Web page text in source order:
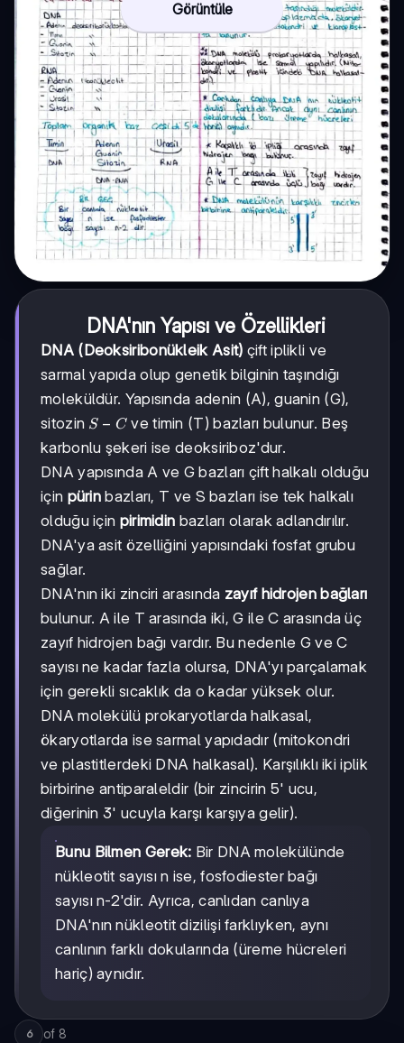
Görüntüle
DNA'nın Yapısı ve Özellikleri
DNA (Deoksiribonükleik Asit) çift iplikli ve
sarmal yapıda olup genetik bilginin taşındığı
moleküldür. Yapısında adenin (A), guanin (G),
sitozin S-
C
S − C ve timin (T) bazları bulunur. Beş
karbonlu şekeri ise deoksiriboz'dur.
DNA yapısında A ve G bazları çift halkalı olduğu
için pürin bazları, T ve S bazları ise tek halkalı
olduğu için pirimidin bazları olarak adlandırılır.
DNA'ya asit özelliğini yapısındaki fosfat grubu
sağlar.
DNA'nın iki zinciri arasında zayıf hidrojen bağları
bulunur. A ile T arasında iki, G ile C arasında üç
zayıf hidrojen bağı vardır. Bu nedenle G ve C
sayısı ne kadar fazla olursa, DNA'yı parçalamak
için gerekli sıcaklık da o kadar yüksek olur.
DNA molekülü prokaryotlarda halkasal,
ökaryotlarda ise sarmal yapıdadır (mitokondri
ve plastitlerdeki DNA halkasal). Karşılıklı iki iplik
birbirine antiparaleldir (bir zincirin 5' ucu,
diğerinin 3' ucuyla karşı karşıya gelir).
Bunu Bilmen Gerek: Bir DNA molekülünde
nükleotit sayısı n ise, fosfodiester bağı
sayısı n-2'dir. Ayrıca, canlıdan canlıya
DNA'nın nükleotit dizilişi farklıyken, aynı
canlının farklı dokularında (üreme hücreleri
hariç) aynıdır.
6 of 8